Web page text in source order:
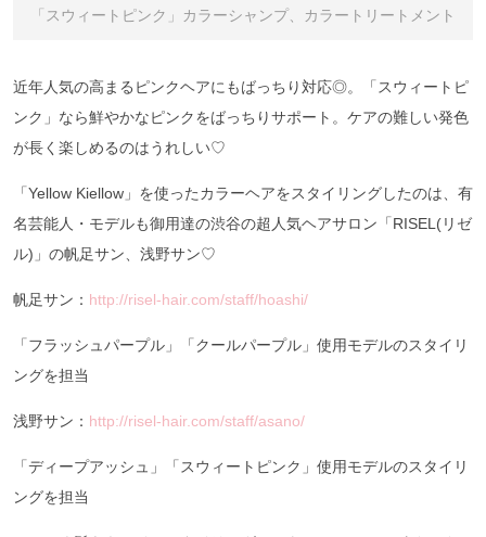
「スウィートピンク」カラーシャンプ、カラートリートメント
近年人気の高まるピンクヘアにもばっちり対応◎。「スウィートピ
ンク」なら鮮やかなピンクをばっちりサポート。ケアの難しい発色
が長く楽しめるのはうれしい♡
「Yellow Kiellow」を使ったカラーヘアをスタイリングしたのは、有
名芸能人・モデルも御用達の渋谷の超人気ヘアサロン「RISEL(リゼ
ル)」の帆足サン、浅野サン♡
帆足サン： http://risel-hair.com/staff/hoashi/
「フラッシュパープル」「クールパープル」使用モデルのスタイリ
ングを担当
浅野サン： http://risel-hair.com/staff/asano/
「ディープアッシュ」「スウィートピンク」使用モデルのスタイリ
ングを担当